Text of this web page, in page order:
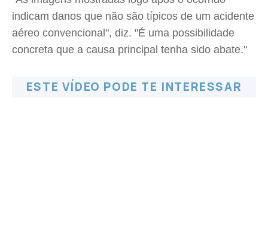
indicam danos que não são típicos de um acidente
aéreo convencional", diz. "É uma possibilidade
concreta que a causa principal tenha sido abate."
ESTE VÍDEO PODE TE INTERESSAR